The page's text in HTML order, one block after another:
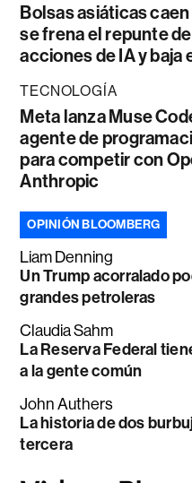
Bolsas asiáticas
se frena el repunte
acciones de IA y baja
TECNOLOGÍA
Meta lanza Muse
agente de
para competir con
Anthropic
OPINIÓN BLOOMBERG
Liam Denning
Un Trump acorralado
grandes petroleras
Claudia Sahm
La Reserva Federal
a la gente común
John Authers
La historia de dos
tercera